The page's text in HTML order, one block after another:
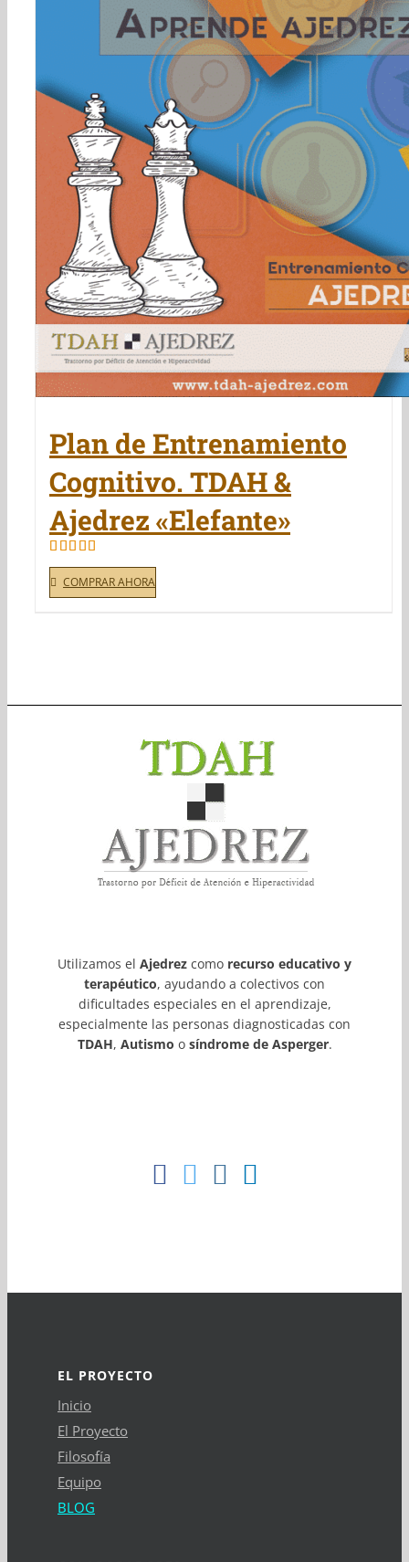
Plan de Entrenamiento
Cognitivo. TDAH &
Ajedrez «Elefante»
Valorado
en4.50de
5
COMPRAR AHORA
Utilizamos el Ajedrez como recurso educativo y
terapéutico, ayudando a colectivos con
dificultades especiales en el aprendizaje,
especialmente las personas diagnosticadas con
TDAH, Autismo o síndrome de Asperger.
EL PROYECTO
Inicio
El Proyecto
Filosofía
Equipo
BLOG